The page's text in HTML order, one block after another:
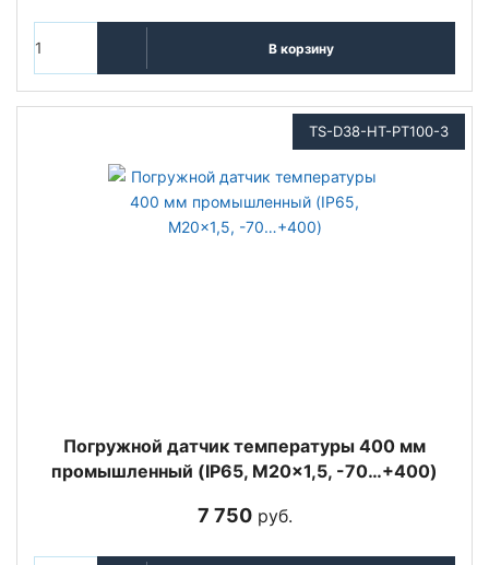
В корзину
TS-D38-HT-PT100-3
Погружной датчик температуры 400 мм
промышленный (IP65, M20x1,5, -70…+400)
7 750руб.